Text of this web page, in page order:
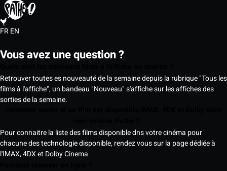
FREN
Vous avez une question ?
Retrouver toutes es nouveauté de la semaine depuis la rubrique "Tous les
films à l'affiche", un bandeau "Nouveau" s'affiche sur les affiches des
sorties de la semaine.
Pour connaitre la liste des films disponible dns votre cinéma pour
chacune des technologie disponible, rendez vous sur la page dédiée à
l'IMAX, 4DX et Dolby Cinema